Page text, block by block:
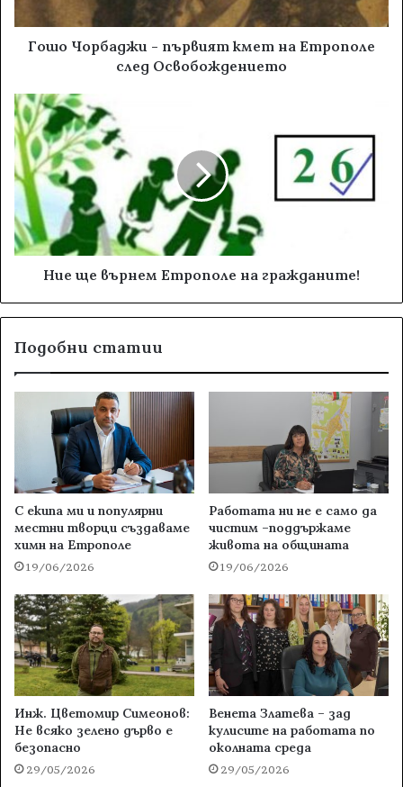
Гошо Чорбаджи - първият кмет на Етрополе
след Освобождението
Ние ще върнем Етрополе на гражданите!
Подобни статии
С екипа ми и популярни
местни творци създаваме
химн на Етрополе
19/06/2026
Работата ни не е само да
чистим –поддържаме
живота на общината
19/06/2026
Инж. Цветомир Симеонов:
Не всяко зелено дърво е
безопасно
29/05/2026
Венета Златева – зад
кулисите на работата по
околната среда
29/05/2026